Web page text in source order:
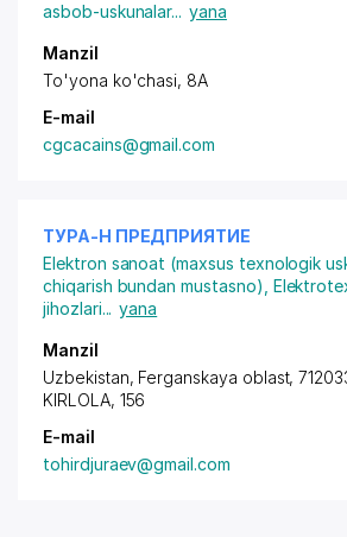
asbob-uskunalar... yana
Manzil
To'yona ko'chasi, 8A
E-mail
cgcacains@gmail.com
ТУРА-Н ПРЕДПРИЯТИЕ
Elektron sanoat (maxsus texnologik
chiqarish bundan mustasno)
jihozlari... yana
Manzil
Uzbekistan, Ferganskaya oblast,
KIRLOLA, 156
E-mail
tohirdjuraev@gmail.com